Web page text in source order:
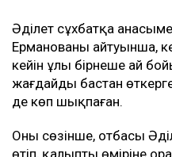
Әділет сұхбатқа
Ерманованың айтуынша,
кейін ұлы бірнеше ай
жағдайды бастан
де көп шықпаған.
Оның сөзінше, отбасы